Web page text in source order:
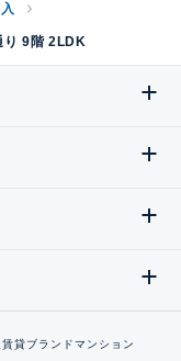
り 9階 2LDK
賃貸ブランドマンション